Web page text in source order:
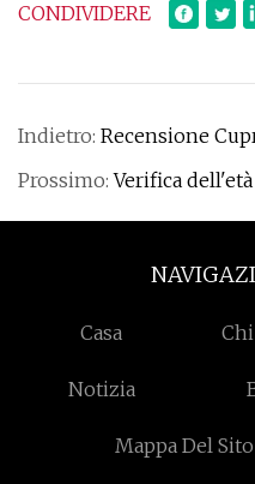
CONDIVIDERE
Indietro: Recensione
Prossimo:Verifica dell'età
Casa
Notizia
Mappa Del Sito